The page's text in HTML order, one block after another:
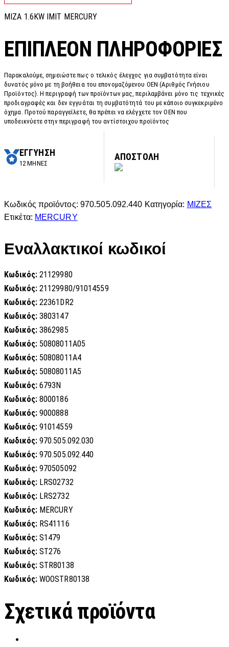
MIZA 1.6KW IMIT MERCURY
ΕΠΙΠΛΈΟΝ ΠΛΗΡΟΦΟΡΊΕΣ
Παρακαλούμε, σημειώστε πως ο τελικός έλεγχος για συμβατότητα είναι
δυνατός μόνο με τη βοήθεια του επονομαζόμενου OEN (Αριθμός Γνήσιου
Προϊόντος). Η περιγραφή των προϊόντων μας, περιλαμβάνει μόνο τις τεχνικές
προδιαγραφές και δεν εγγυάται τη συμβατότητά του με κάποιο συγκεκριμένο
όχημα. Προτού παραγγείλετε, θα πρέπει να ελέγχετε τον OEN που
υποδεικνύετε στην περιγραφή του αντίστοιχου προϊόντος
ΕΓΓΥΗΣΗ
12 ΜΗΝΕΣ
ΑΠΟΣΤΟΛΗ
Κωδικός προϊόντος: 970.505.092.440 Κατηγορία: ΜΙΖΕΣ
Ετικέτα: MERCURY
Εναλλακτικοί κωδικοί
Κωδικός: 21129980
Κωδικός: 21129980/91014559
Κωδικός: 22361DR2
Κωδικός: 3803147
Κωδικός: 3862985
Κωδικός: 50808011A05
Κωδικός: 50808011A4
Κωδικός: 50808011A5
Κωδικός: 6793N
Κωδικός: 8000186
Κωδικός: 9000888
Κωδικός: 91014559
Κωδικός: 970.505.092.030
Κωδικός: 970.505.092.440
Κωδικός: 970505092
Κωδικός: LRS02732
Κωδικός: LRS2732
Κωδικός: MERCURY
Κωδικός: RS41116
Κωδικός: S1479
Κωδικός: ST276
Κωδικός: STR80138
Κωδικός: WOOSTR80138
Σχετικά προϊόντα